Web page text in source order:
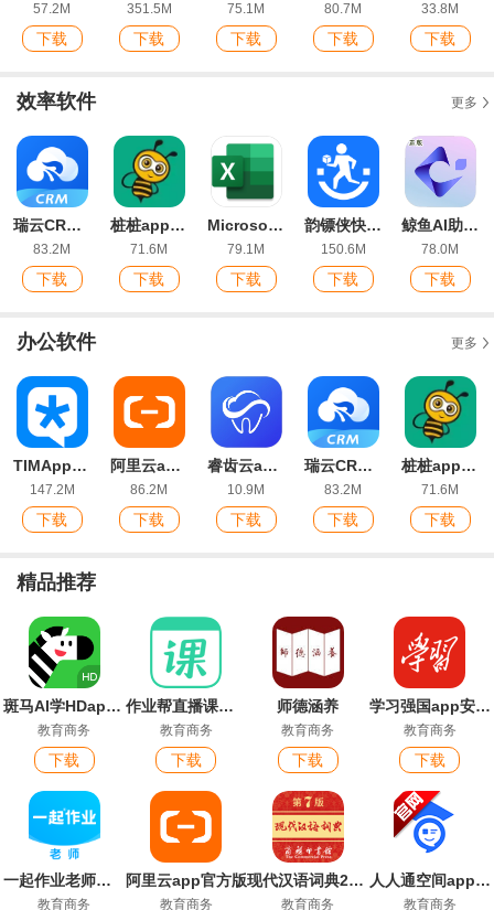
57.2M
下载
351.5M
下载
75.1M
下载
80.7M
下载
33.8M
下载
效率软件 更多
瑞云CRM app官方版
83.2M
下载
桩桩app安卓版
71.6M
下载
Microsoft Excel下载手机版
79.1M
下载
韵镖侠快递员揽派app最新版本
150.6M
下载
鲸鱼AI助手官方版
78.0M
下载
办公软件 更多
TIMApp清爽版
147.2M
下载
阿里云app官方版
86.2M
下载
睿齿云app安卓版
10.9M
下载
瑞云CRM app官方版
83.2M
下载
桩桩app安卓版
71.6M
下载
精品推荐
斑马AI学HDapp官方版
教育商务
下载
作业帮直播课官方版
教育商务
下载
师德涵养
教育商务
下载
学习强国app安卓版
教育商务
下载
一起作业老师端最新版
教育商务
阿里云app官方版
教育商务
现代汉语词典2026最新版
教育商务
人人通空间app官方版
教育商务